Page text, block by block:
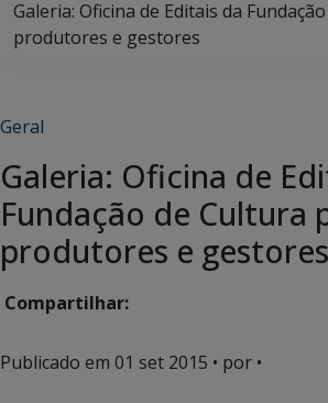
Galeria: Oficina de Editais da
produtores e gestores
Geral
Galeria: Oficina de
Fundação de Cultura
produtores e gestores
Compartilhar:
Publicado em 01 set 2015 • por •